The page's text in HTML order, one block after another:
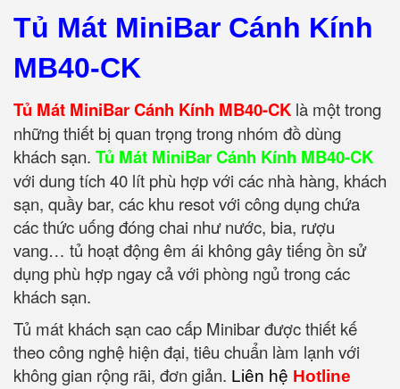
Tủ Mát MiniBar Cánh Kính
MB40-CK
Tủ Mát MiniBar Cánh Kính MB40-CK là một trong
những thiết bị quan trọng trong nhóm đồ dùng
khách sạn. Tủ Mát MiniBar Cánh Kính MB40-CK
với dung tích 40 lít phù hợp với các nhà hàng, khách
sạn, quầy bar, các khu resot với công dụng chứa
các thức uống đóng chai như nước, bia, rượu
vang… tủ hoạt động êm ái không gây tiếng ồn sử
dụng phù hợp ngay cả với phòng ngủ trong các
khách sạn.
Tủ mát khách sạn cao cấp Minibar được thiết kế
theo công nghệ hiện đại, tiêu chuẩn làm lạnh với
không gian rộng rãi, đơn giản. Liên hệ Hotline